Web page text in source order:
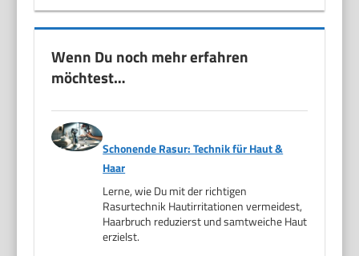
Wenn Du noch mehr erfahren
möchtest…
Schonende Rasur: Technik für Haut &
Haar
Lerne, wie Du mit der richtigen
Rasurtechnik Hautirritationen vermeidest,
Haarbruch reduzierst und samtweiche Haut
erzielst.